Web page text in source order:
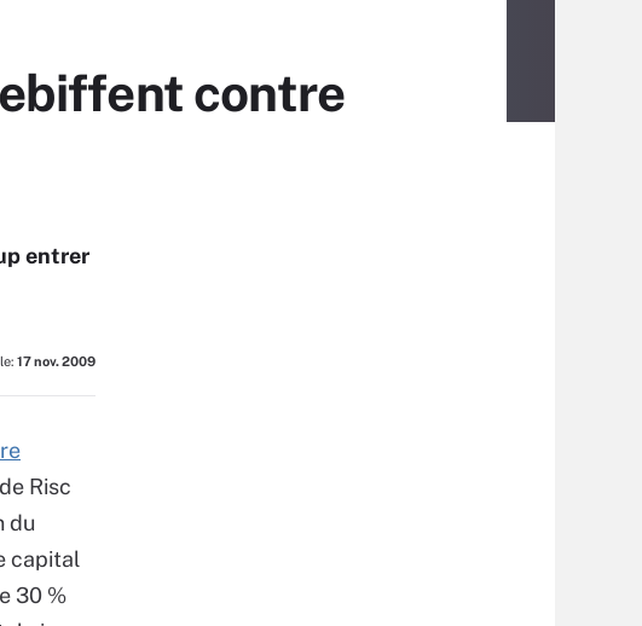
contre
entrer
17 nov. 2009
Risc
du
capital
30 %